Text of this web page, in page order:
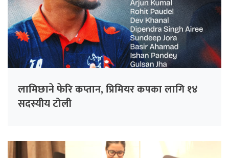
लामिछाने फेरि कप्तान, प्रिमियर कपका लागि १४
सदस्यीय टोली